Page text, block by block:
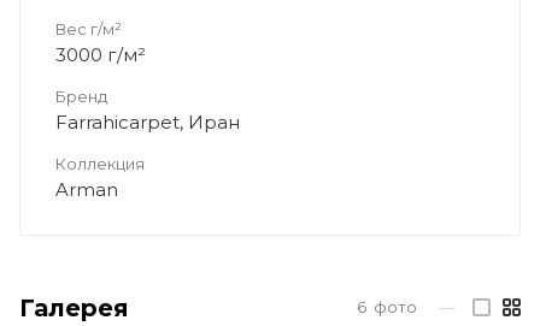
Вес г/м²
3000 г/м²
Бренд
Farrahicarpet, Иран
Коллекция
Arman
Галерея 6 фото —